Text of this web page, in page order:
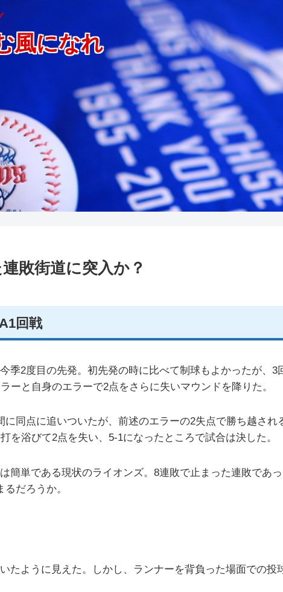
風になれ
敗街道に突入か？
回戦
季2度目の先発。初先発の時に比べて制球もよかったが、3
ーと自身のエラーで2点をさらに失いマウンドを降りた。
同点に追いついたが、前述のエラーの2失点で勝ち越され
を浴びて2点を失い、5-1になったところで試合は決した。
簡単である現状のライオンズ。8連敗で止まった連敗であ
だろうか。
たように見えた。しかし、ランナーを背負った場面での投